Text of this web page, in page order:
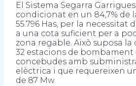
El Sistema Segarra
condicionat en un 84,7% de
55.796 Has, per la necessitat
a una cota suficient per a
zona regable. Això suposa
32 estacions de bombament
concebudes amb
elèctrica i que requereixen
de 87 Mw.